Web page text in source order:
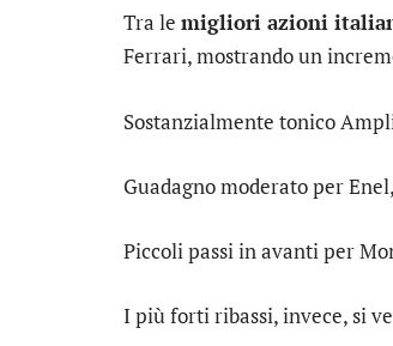
Tra le migliori azioni
Ferrari, mostrando un
Sostanzialmente tonico
Guadagno moderato perEnel
Piccoli passi in avanti per
I più forti ribassi, invece, si